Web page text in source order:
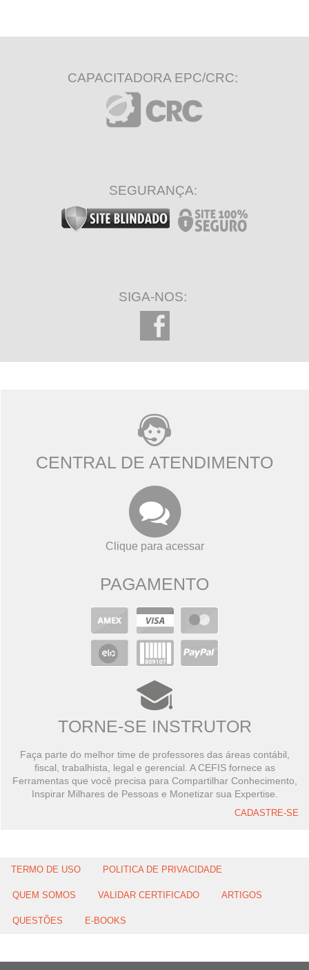
CAPACITADORA EPC/CRC:
SEGURANÇA:
SIGA-NOS:
CENTRAL DE ATENDIMENTO
Clique para acessar
PAGAMENTO
TORNE-SE INSTRUTOR
Faça parte do melhor time de professores das áreas contábil,
fiscal, trabalhista, legal e gerencial. A CEFIS fornece as
Ferramentas que você precisa para Compartilhar Conhecimento,
Inspirar Milhares de Pessoas e Monetizar sua Expertise.
CADASTRE-SE
TERMO DE USO POLITICA DE PRIVACIDADE
QUEM SOMOS VALIDAR CERTIFICADO ARTIGOS
QUESTÕES E-BOOKS